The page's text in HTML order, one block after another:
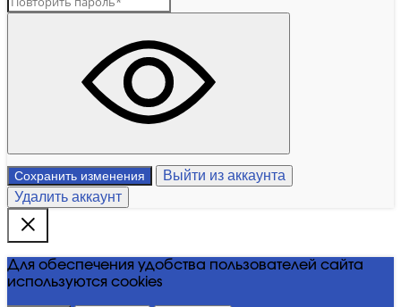
Сохранить изменения
Выйти из аккаунта
Удалить аккаунт
Для обеспечения удобства пользователей сайта
используются cookies